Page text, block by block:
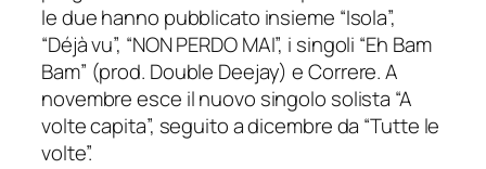
le due hanno pubblicato insieme “Isola”,
“Déjà vu”, “NON PERDO MAI”, i singoli “Eh Bam
Bam” (prod. Double Deejay) e Correre. A
novembre esce il nuovo singolo solista “A
volte capita”, seguito a dicembre da “Tutte le
volte”.